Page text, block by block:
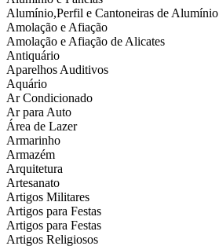
Alumínio,Perfil e Cantoneiras de Alumínio
Amolação e Afiação
Amolação e Afiação de Alicates
Antiquário
Aparelhos Auditivos
Aquário
Ar Condicionado
Ar para Auto
Área de Lazer
Armarinho
Armazém
Arquitetura
Artesanato
Artigos Militares
Artigos para Festas
Artigos para Festas
Artigos Religiosos